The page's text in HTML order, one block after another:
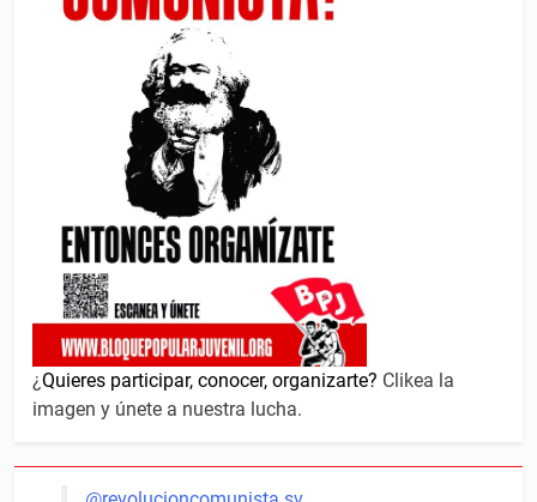
¿Quieres participar, conocer, organizarte? Clikea la
imagen y únete a nuestra lucha.